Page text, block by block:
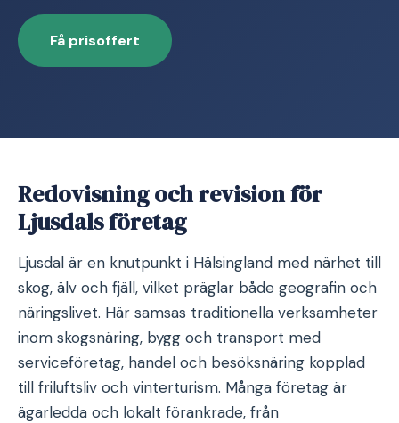
Få prisoffert
Redovisning och revision för
Ljusdals företag
Ljusdal är en knutpunkt i Hälsingland med närhet till
skog, älv och fjäll, vilket präglar både geografin och
näringslivet. Här samsas traditionella verksamheter
inom skogsnäring, bygg och transport med
serviceföretag, handel och besöksnäring kopplad
till friluftsliv och vinterturism. Många företag är
ägarledda och lokalt förankrade, från